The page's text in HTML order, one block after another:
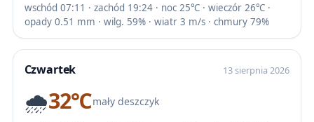
wschód 07:11 · zachód 19:24 · noc 25℃ · wieczór 26℃ ·
opady 0.51 mm · wilg. 59% · wiatr 3 m/s · chmury 79%
Czwartek 13 sierpnia 2026
🌧️32℃mały deszczyk